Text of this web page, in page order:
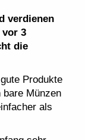
verdienen
3
die
Produkte
Münzen
als